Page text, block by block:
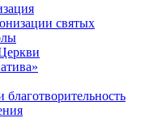
святых